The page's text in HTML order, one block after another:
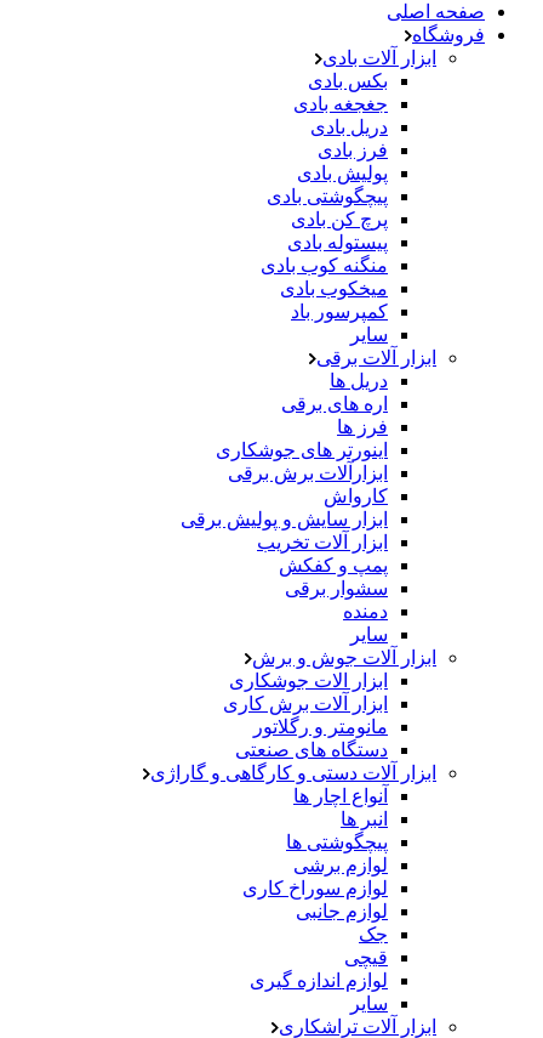
صفحه اصلی
فروشگاه
ابزار آلات بادی
بکس بادی
جغجغه بادی
دریل بادی
فرز بادی
پولیش بادی
پیچگوشتی بادی
پرچ کن بادی
پیستوله بادی
منگنه کوب بادی
میخکوب بادی
کمپرسور باد
سایر
ابزار آلات برقی
دریل ها
اره های برقی
فرز ها
اینورتر های جوشکاری
ابزارآلات برش برقی
کارواش
ابزار سایش و پولیش برقی
ابزار آلات تخریب
پمپ و کفکش
سشوار برقی
دمنده
سایر
ابزار آلات جوش و برش
ابزار الات جوشکاری
ابزار آلات برش کاری
مانومتر و رگلاتور
دستگاه های صنعتی
ابزار آلات دستی و کارگاهی و گاراژی
آنواع اچار ها
انبر ها
پیچگوشتی ها
لوازم برشی
لوازم سوراخ کاری
لوازم جانبی
جک
قیچی
لوازم اندازه گیری
سایر
ابزار آلات تراشکاری